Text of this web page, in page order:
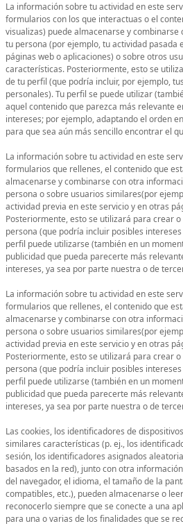
La información sobre tu actividad en este
formularios con los que interactuas o el
visualizas) puede almacenarse y
tu persona (por ejemplo, tu actividad pasada
páginas web o aplicaciones) o sobre otros
características. Posteriormente, esto se
de tu perfil (que podría incluir, por ejemplo,
personales). Tu perfil se puede utilizar
aquel contenido que parezca más relevante
intereses; por ejemplo, adaptando el orden
para que sea aún más sencillo encontrar el
La información sobre tu actividad en este
formularios que rellenes, el contenido que
almacenarse y combinarse con otra
persona o sobre usuarios similares(por
actividad previa en este servicio y en otras
Posteriormente, esto se utilizará para crear
persona (que podría incluir posibles
perfil puede utilizarse (también en un
publicidad que pueda parecerte más
intereses, ya sea por parte nuestra o de
La información sobre tu actividad en este
formularios que rellenes, el contenido que
almacenarse y combinarse con otra
persona o sobre usuarios similares(por
actividad previa en este servicio y en otras
Posteriormente, esto se utilizará para crear
persona (que podría incluir posibles
perfil puede utilizarse (también en un
publicidad que pueda parecerte más
intereses, ya sea por parte nuestra o de
Las cookies, los identificadores de
similares características (p. ej., los
sesión, los identificadores asignados
basados en la red), junto con otra
del navegador, el idioma, el tamaño de la
compatibles, etc.), pueden almacenarse o
reconocerlo siempre que se conecte a una
para una o varias de los finalidades que se